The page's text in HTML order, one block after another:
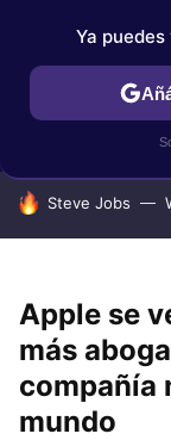
IPHONE
HOY SE HABLA
Steve Jobs
Apple se
más
compañía
mundo
Ya